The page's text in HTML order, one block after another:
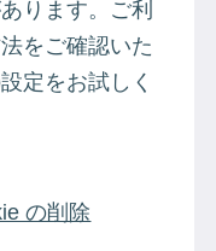
ります。ご利
をご確認いた
定をお試しく
の削除